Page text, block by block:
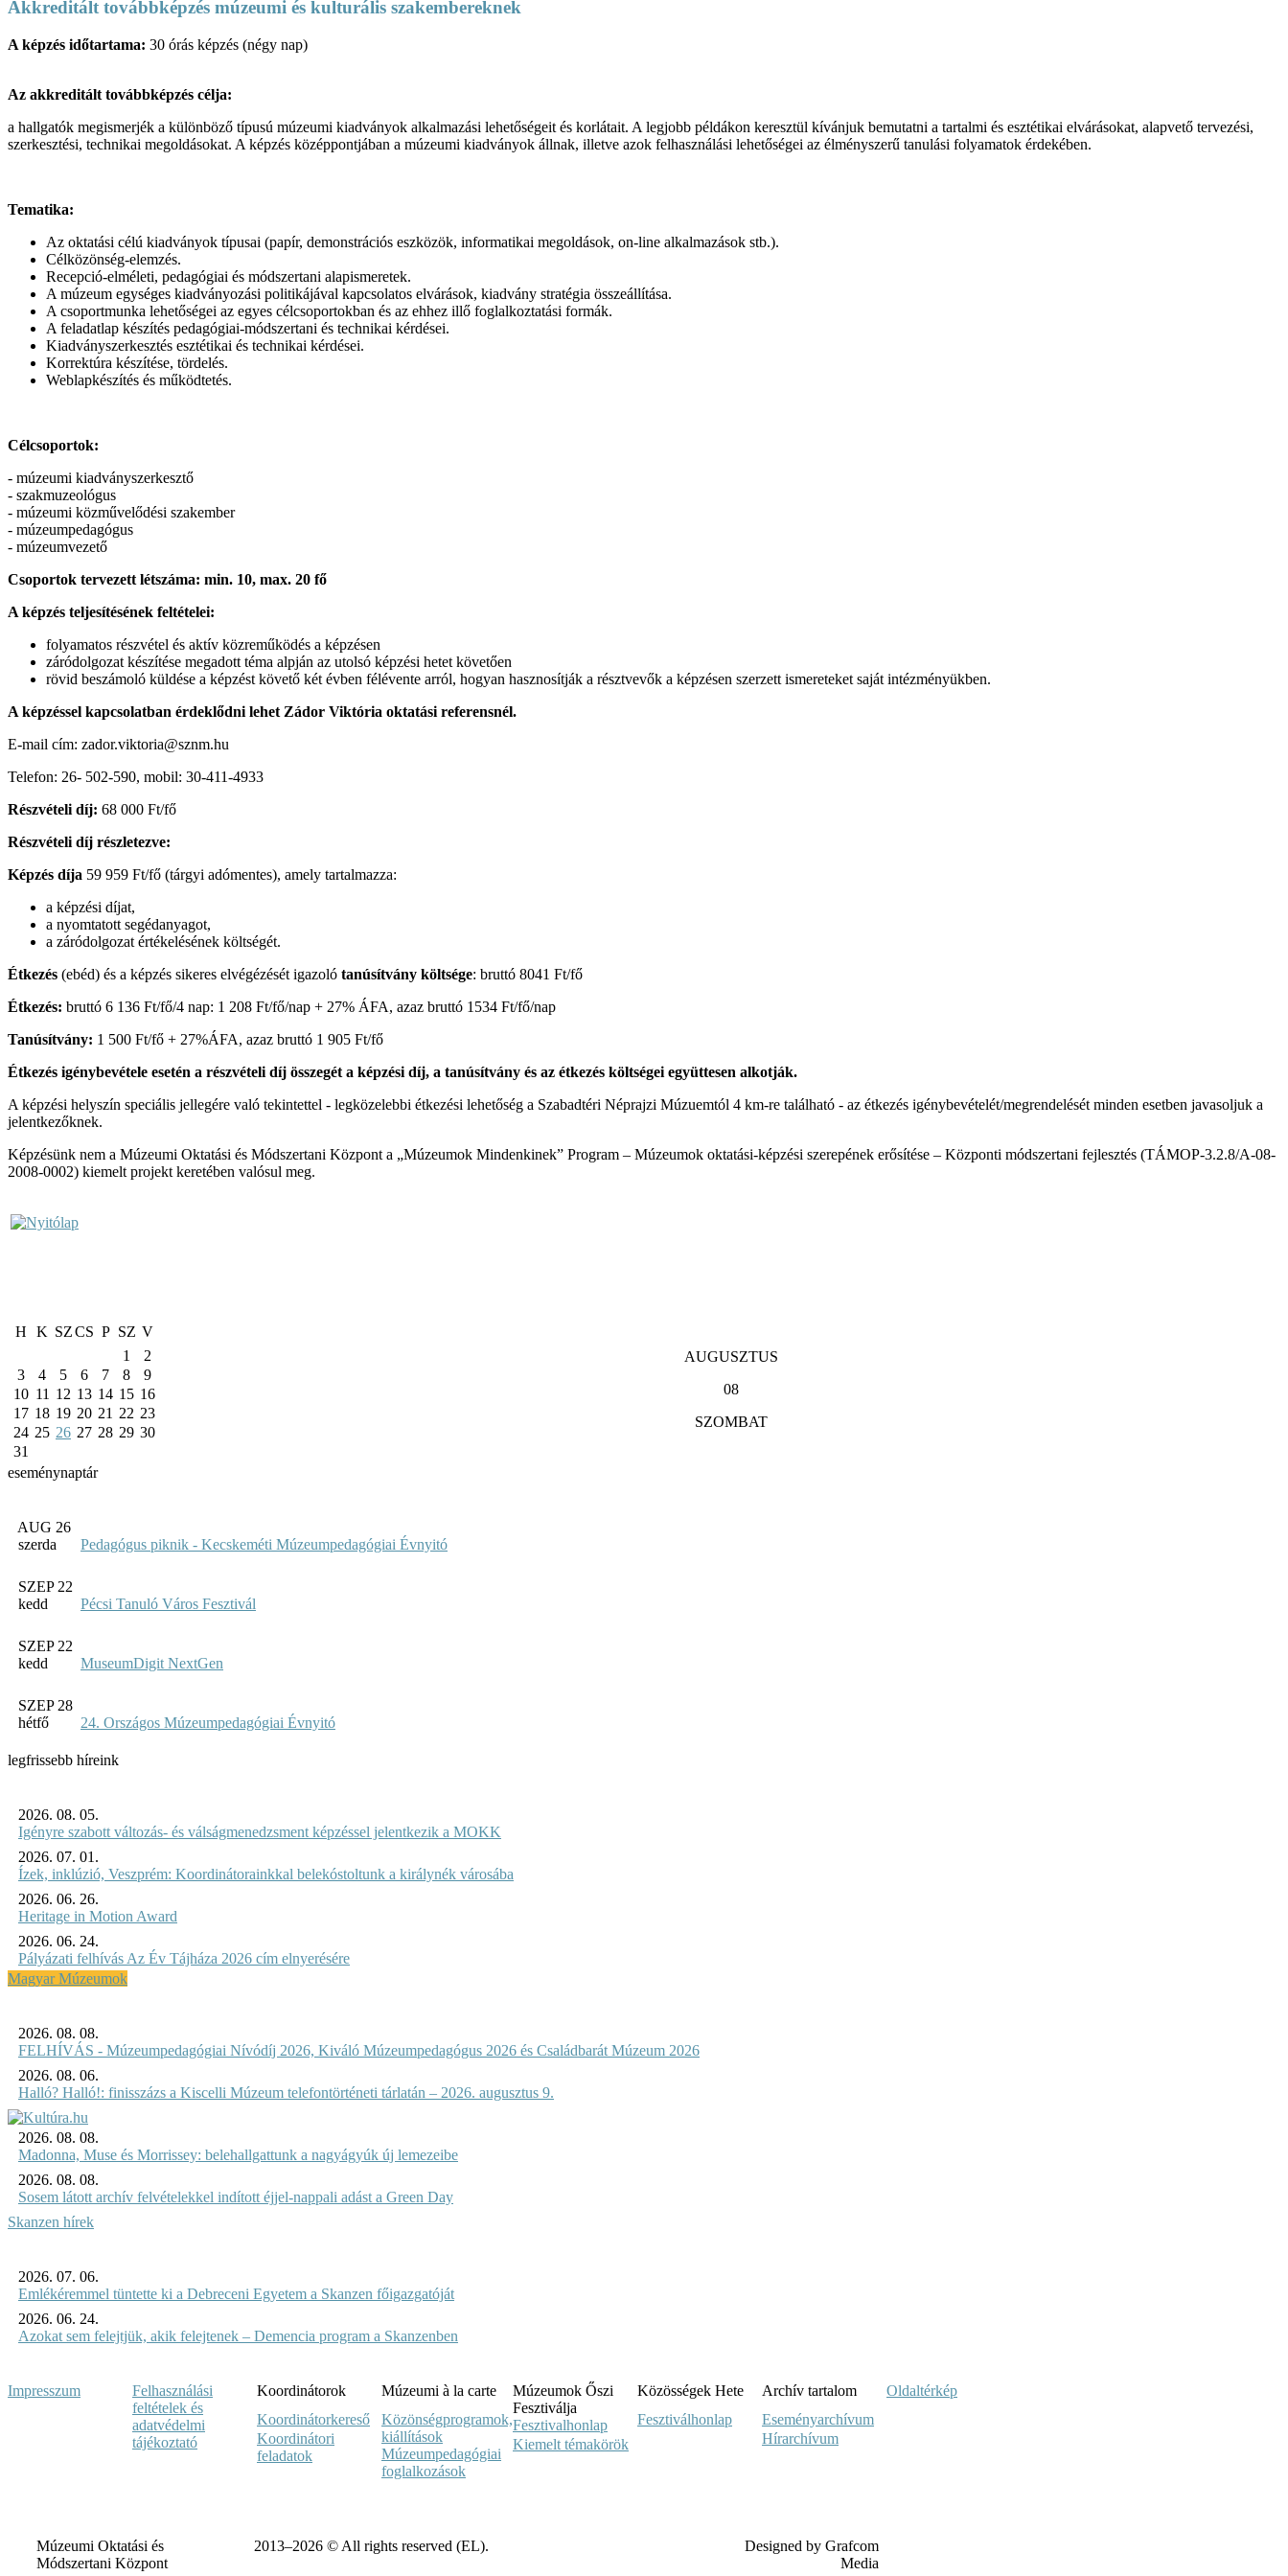
Akkreditált továbbképzés múzeumi és kulturális szakembereknek
A képzés időtartama: 30 órás képzés (négy nap)
Az akkreditált továbbképzés célja:
a hallgatók megismerjék a különböző típusú múzeumi kiadványok alkalmazási lehetőségeit és korlátait. A legjobb példákon keresztül kívánjuk bemutatni a tartalmi és esztétikai elvárásokat, alapvető tervezési,
szerkesztési, technikai megoldásokat. A képzés középpontjában a múzeumi kiadványok állnak, illetve azok felhasználási lehetőségei az élményszerű tanulási folyamatok érdekében.
Tematika:
Az oktatási célú kiadványok típusai (papír, demonstrációs eszközök, informatikai megoldások, on-line alkalmazások stb.).
Célközönség-elemzés.
Recepció-elméleti, pedagógiai és módszertani alapismeretek.
A múzeum egységes kiadványozási politikájával kapcsolatos elvárások, kiadvány stratégia összeállítása.
A csoportmunka lehetőségei az egyes célcsoportokban és az ehhez illő foglalkoztatási formák.
A feladatlap készítés pedagógiai-módszertani és technikai kérdései.
Kiadványszerkesztés esztétikai és technikai kérdései.
Korrektúra készítése, tördelés.
Weblapkészítés és működtetés.
Célcsoportok:
- múzeumi kiadványszerkesztő
- szakmuzeológus
- múzeumi közművelődési szakember
- múzeumpedagógus
- múzeumvezető
Csoportok tervezett létszáma: min. 10, max. 20 fő
A képzés teljesítésének feltételei:
folyamatos részvétel és aktív közreműködés a képzésen
záródolgozat készítése megadott téma alpján az utolsó képzési hetet követően
rövid beszámoló küldése a képzést követő két évben félévente arról, hogyan hasznosítják a résztvevők a képzésen szerzett ismereteket saját intézményükben.
A képzéssel kapcsolatban érdeklődni lehet Zádor Viktória oktatási referensnél.
E-mail cím: zador.viktoria@sznm.hu
Telefon: 26- 502-590, mobil: 30-411-4933
Részvételi díj: 68 000 Ft/fő
Részvételi díj részletezve:
Képzés díja 59 959 Ft/fő (tárgyi adómentes), amely tartalmazza:
a képzési díjat,
a nyomtatott segédanyagot,
a záródolgozat értékelésének költségét.
Étkezés (ebéd) és a képzés sikeres elvégézését igazoló tanúsítvány költsége: bruttó 8041 Ft/fő
Étkezés: bruttó 6 136 Ft/fő/4 nap: 1 208 Ft/fő/nap + 27% ÁFA, azaz bruttó 1534 Ft/fő/nap
Tanúsítvány: 1 500 Ft/fő + 27%ÁFA, azaz bruttó 1 905 Ft/fő
Étkezés igénybevétele esetén a részvételi díj összegét a képzési díj, a tanúsítvány és az étkezés költségei együttesen alkotják.
A képzési helyszín speciális jellegére való tekintettel - legközelebbi étkezési lehetőség a Szabadtéri Néprajzi Múzuemtól 4 km-re található - az étkezés igénybevételét/megrendelését minden esetben javasoljuk a
jelentkezőknek.
Képzésünk nem a Múzeumi Oktatási és Módszertani Központ a „Múzeumok Mindenkinek” Program – Múzeumok oktatási-képzési szerepének erősítése – Központi módszertani fejlesztés (TÁMOP-3.2.8/A-08-
2008-0002) kiemelt projekt keretében valósul meg.
H K SZCS P SZ V
1
2
3
4 5 6 7 8
9
10 11 12 13 14 15 16
17 18 19 20 21 22 23
24 25 26 27 28 29 30
31
AUGUSZTUS
08
SZOMBAT
eseménynaptár
AUG 26
szerda
Pedagógus piknik - Kecskeméti Múzeumpedagógiai Évnyitó
SZEP 22
kedd
Pécsi Tanuló Város Fesztivál
SZEP 22
kedd
MuseumDigit NextGen
SZEP 28
hétfő
24. Országos Múzeumpedagógiai Évnyitó
legfrissebb híreink
2026. 08. 05.
Igényre szabott változás- és válságmenedzsment képzéssel jelentkezik a MOKK
2026. 07. 01.
Ízek, inklúzió, Veszprém: Koordinátorainkkal belekóstoltunk a királynék városába
2026. 06. 26.
Heritage in Motion Award
2026. 06. 24.
Pályázati felhívás Az Év Tájháza 2026 cím elnyerésére
Magyar Múzeumok
2026. 08. 08.
FELHÍVÁS - Múzeumpedagógiai Nívódíj 2026, Kiváló Múzeumpedagógus 2026 és Családbarát Múzeum 2026
2026. 08. 06.
Halló? Halló!: finisszázs a Kiscelli Múzeum telefontörténeti tárlatán – 2026. augusztus 9.
2026. 08. 08.
Madonna, Muse és Morrissey: belehallgattunk a nagyágyúk új lemezeibe
2026. 08. 08.
Sosem látott archív felvételekkel indított éjjel-nappali adást a Green Day
Skanzen hírek
2026. 07. 06.
Emlékéremmel tüntette ki a Debreceni Egyetem a Skanzen főigazgatóját
2026. 06. 24.
Azokat sem felejtjük, akik felejtenek – Demencia program a Skanzenben
Impresszum
Felhasználási
feltételek és
adatvédelmi
tájékoztató
Koordinátorok
Koordinátorkereső
Koordinátori
feladatok
Múzeumi à la carte
Közönségprogramok,
kiállítások
Múzeumpedagógiai
foglalkozások
Múzeumok Őszi
Fesztiválja
Fesztivalhonlap
Kiemelt témakörök
Közösségek Hete
Fesztiválhonlap
Archív tartalom
Eseményarchívum
Hírarchívum
Oldaltérkép
Múzeumi Oktatási és
Módszertani Központ
2013–2026 © All rights reserved (EL).
Designed by Grafcom
Media